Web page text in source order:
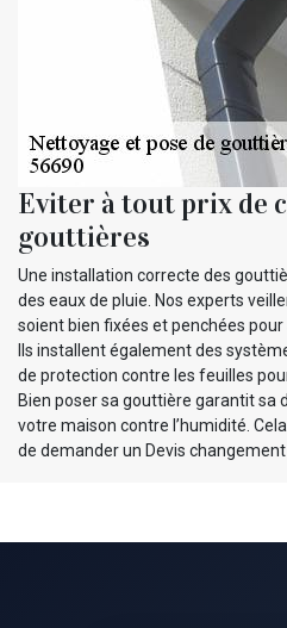
Eviter à tout prix de
gouttières
Une installation correcte des
des eaux de pluie. Nos experts
soient bien fixées et penchées
Ils installent également des
de protection contre les feuilles
Bien poser sa gouttière garantit sa
votre maison contre l’humidité.
de demander un Devis